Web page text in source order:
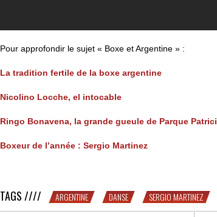
Pour approfondir le sujet « Boxe et Argentine » :
La tradition fertile de la boxe argentine
Nicolino Locche, el intocable
Ringo Bonavena, la grande gueule de Parque
Boxeur de l’année : Sergio Martinez
TAGS //// ARGENTINE DANSE SERGIO MARTINEZ